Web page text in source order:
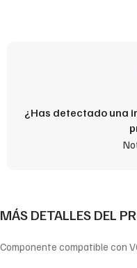
¿Has detectado una
MÁS DETALLES DEL
Componente compatible con